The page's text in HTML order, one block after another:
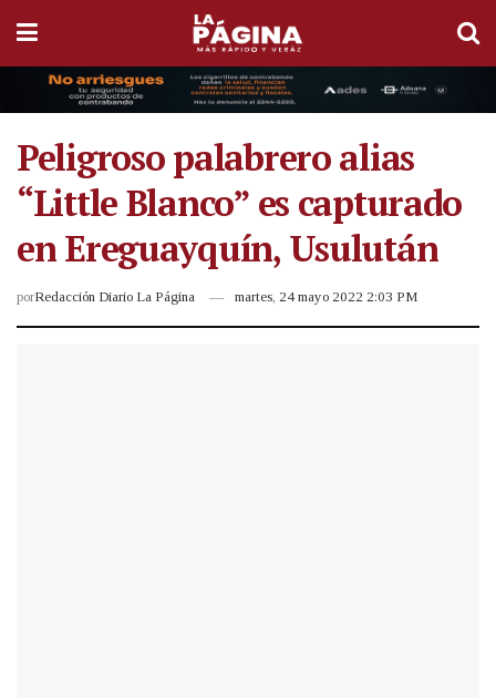
Peligroso palabrero alias
“Little Blanco” es capturado
en Ereguayquín, Usulután
porRedacción Diario La Página martes, 24 mayo 2022 2:03 PM